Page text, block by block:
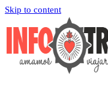
Skip to content